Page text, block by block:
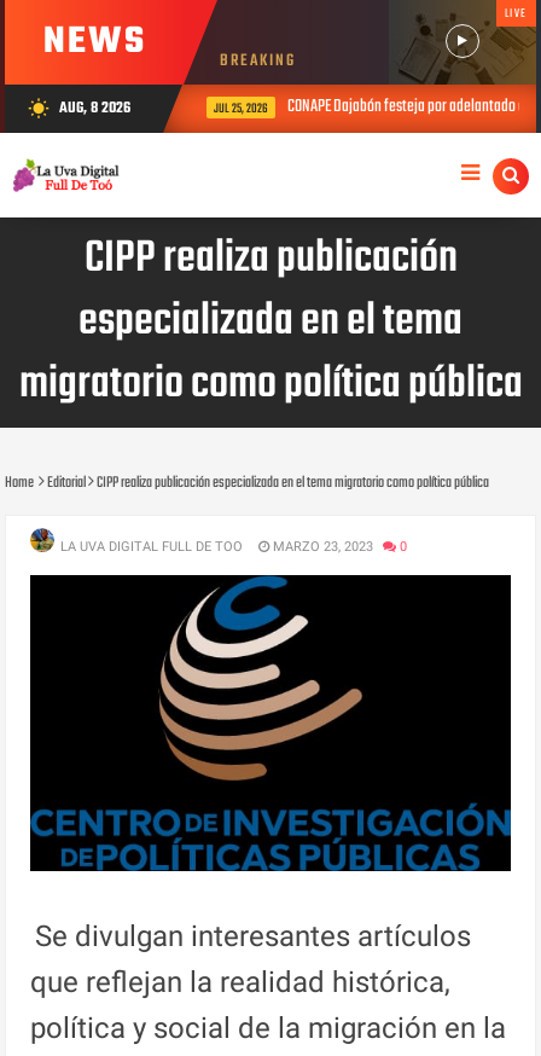
NEWS BREAKING
LIVE
wb_sunny AUG, 8 2026 JUL 25, 2026 CONAPE Dajabón festeja por adelantado el
CIPP realiza publicación
especializada en el tema
migratorio como política pública
Home Editorial CIPP realiza publicación especializada en el tema migratorio como política pública
LA UVA DIGITAL FULL DE TOO MARZO 23, 2023 0
Se divulgan interesantes artículos
que reflejan la realidad histórica,
política y social de la migración en la